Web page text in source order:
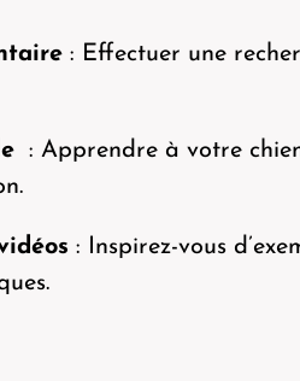
: Effectuer une
: Apprendre à votre
: Inspirez-vous